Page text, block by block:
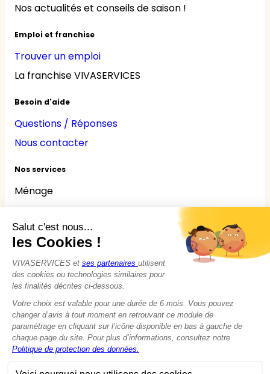
Nos actualités et conseils de saison !
Emploi et franchise
Trouver un emploi
La franchise VIVASERVICES
Besoin d'aide
Questions / Réponses
Nous contacter
Nos services
Ménage
Jardinage
Bricolage
Nounou
Seniors
Handicaps
© 2015 - 2026VIVASERVICES
Modifier vos préférences en matière de cookies